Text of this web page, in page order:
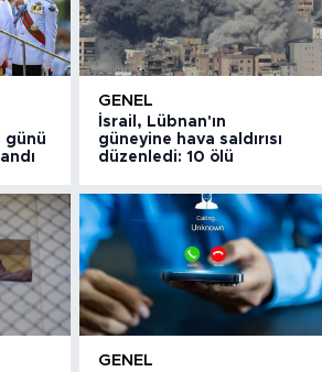
günü
GENEL
İsrail, Lübnan'ın
güneyine hava saldırısı
düzenledi: 10 ölü
GENEL